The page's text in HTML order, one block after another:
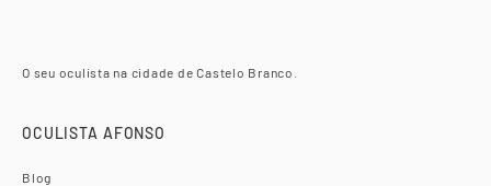
O seu oculista na cidade de Castelo Branco.
OCULISTA AFONSO
Blog